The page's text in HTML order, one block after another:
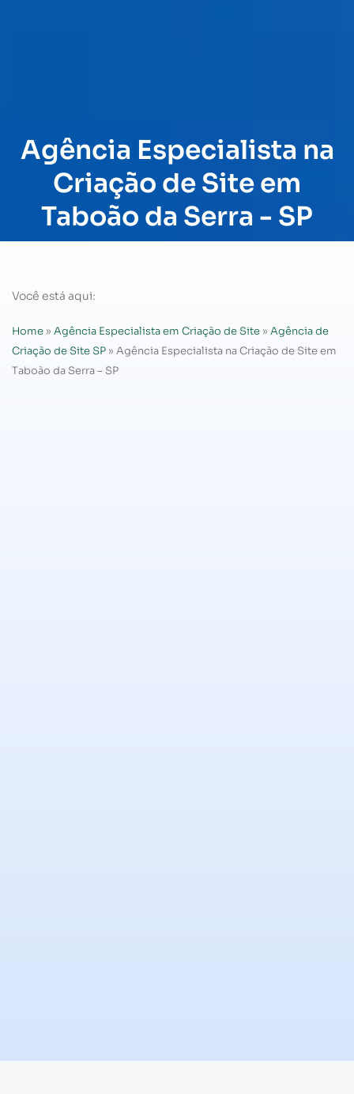
Agência Especialista na
Criação de Site em
Taboão da Serra - SP
Você está aqui:
Home » Agência Especialista em Criação de Site » Agência de
Criação de Site SP » Agência Especialista na Criação de Site em
Taboão da Serra – SP